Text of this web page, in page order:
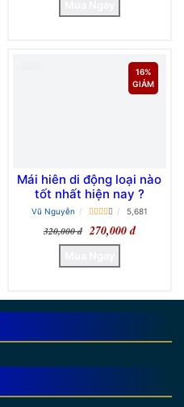
16%
GIẢM
Mái hiên di động loại nào
tốt nhất hiện nay ?
320,000 đ 270,000 đ